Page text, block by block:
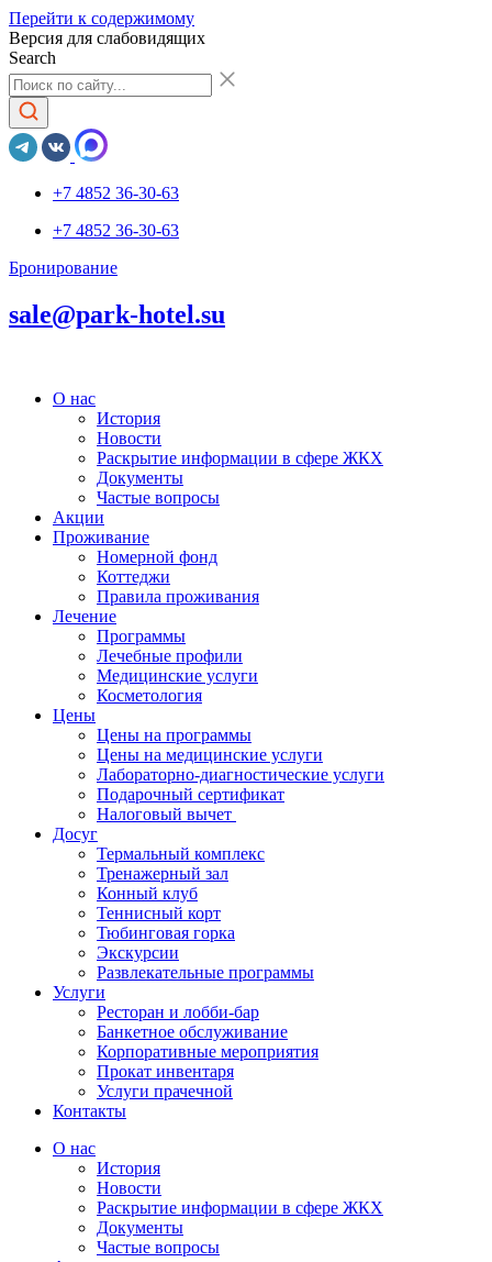
Перейти к содержимому
Версия для слабовидящих
Search
+7 4852 36-30-63
+7 4852 36-30-63
Бронирование
sale@park-hotel.su
О нас
История
Новости
Раскрытие информации в сфере ЖКХ
Документы
Частые вопросы
Акции
Проживание
Номерной фонд
Коттеджи
Правила проживания
Лечение
Программы
Лечебные профили
Медицинские услуги
Косметология
Цены
Цены на программы
Цены на медицинские услуги
Лабораторно-диагностические услуги
Подарочный сертификат
Налоговый вычет
Досуг
Термальный комплекс
Тренажерный зал
Конный клуб
Теннисный корт
Тюбинговая горка
Экскурсии
Развлекательные программы
Услуги
Ресторан и лобби-бар
Банкетное обслуживание
Корпоративные мероприятия
Прокат инвентаря
Услуги прачечной
Контакты
О нас
История
Новости
Раскрытие информации в сфере ЖКХ
Документы
Частые вопросы